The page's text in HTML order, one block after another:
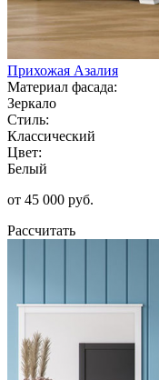
Прихожая Азалия
Материал фасада:
Зеркало
Стиль:
Классический
Цвет:
Белый
от 45 000 руб.
Рассчитать